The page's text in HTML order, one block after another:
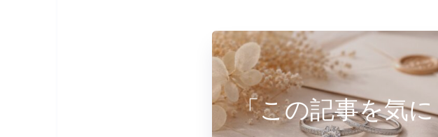
「この記事を気に